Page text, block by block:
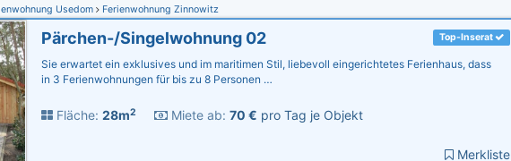
Usedom Ferienwohnung Zinnowitz
Top-Inserat
Pärchen-/Singelwohnung 02
Sie erwartet ein exklusives und im maritimen Stil, liebevoll eingerichtetes Ferienhaus, dass
in 3 Ferienwohnungen für bis zu 8 Personen …
Fläche: 28m2 Miete ab: 70 € pro Tag je Objekt
Merkliste